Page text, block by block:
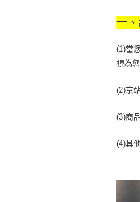
一
(1)當
視為
(2)京
(3)商
(4)其